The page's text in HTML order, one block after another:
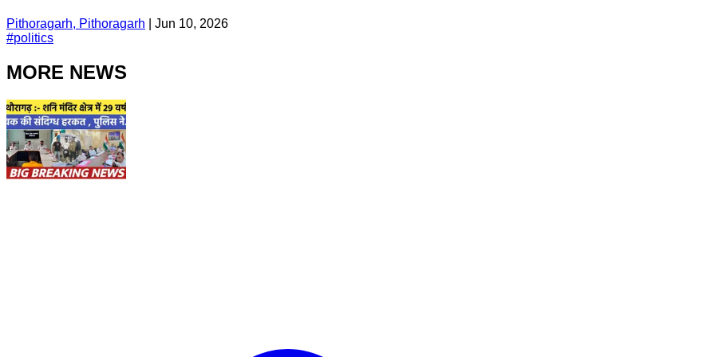
Pithoragarh, Pithoragarh
Jun 10, 2026
#politics
MORE NEWS